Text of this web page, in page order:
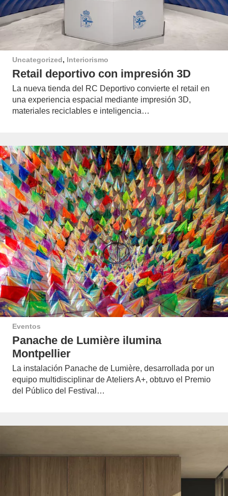
Uncategorized, Interiorismo
Retail deportivo con impresión 3D
La nueva tienda del RC Deportivo convierte el retail en
una experiencia espacial mediante impresión 3D,
materiales reciclables e inteligencia…
Eventos
Panache de Lumière ilumina
Montpellier
La instalación Panache de Lumière, desarrollada por un
equipo multidisciplinar de Ateliers A+, obtuvo el Premio
del Público del Festival…